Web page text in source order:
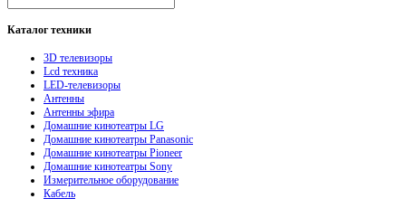
Каталогтехники
3D телевизоры
Lcd техника
LED-телевизоры
Антенны
Антенны эфира
Домашние кинотеатры LG
Домашние кинотеатры Panasonic
Домашние кинотеатры Pioneer
Домашние кинотеатры Sony
Измерительное оборудование
Кабель